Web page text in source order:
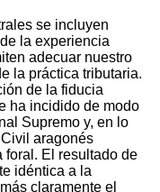
se incluyen
la experiencia
adecuar nuestro
la práctica tributaria.
de la fiducia
ha incidido de modo
Supremo y, en lo
aragonés
foral. El resultado de
idéntica a la
claramente el